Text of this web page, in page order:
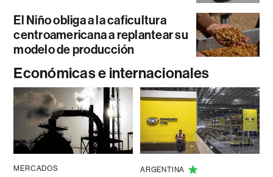
El Niño obliga a la caficultura
centroamericana a replantear su
modelo de producción
Económicas e internacionales
MERCADOS ARGENTINA